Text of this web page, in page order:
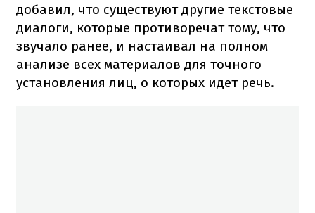
добавил, что существуют другие текстовые
диалоги, которые противоречат тому, что
звучало ранее, и настаивал на полном
анализе всех материалов для точного
установления лиц, о которых идет речь.